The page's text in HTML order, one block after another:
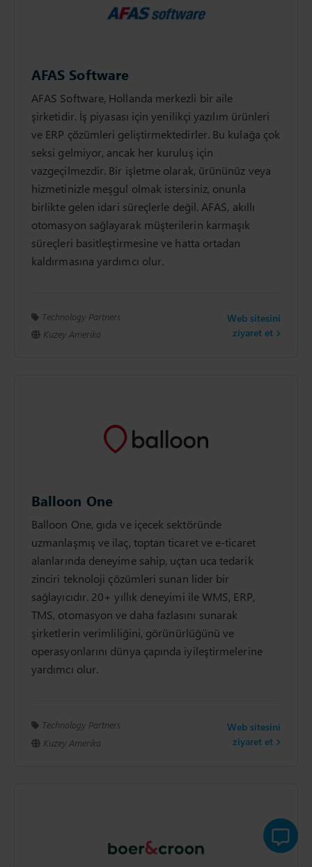
AFAS Software
AFAS Software, Hollanda merkezli bir aile
şirketidir. İş piyasası için yenilikçi yazılım ürünleri
ve ERP çözümleri geliştirmektedirler. Bu kulağa çok
seksi gelmiyor, ancak her kuruluş için
vazgeçilmezdir. Bir işletme olarak, ürününüz veya
hizmetinizle meşgul olmak istersiniz, onunla
birlikte gelen idari süreçlerle değil. AFAS, akıllı
otomasyon sağlayarak müşterilerin karmaşık
süreçleri basitleştirmesine ve hatta ortadan
kaldırmasına yardımcı olur.
Technology Partners
Kuzey Amerika
Web sitesini
ziyaret et
Balloon One
Balloon One, gıda ve içecek sektöründe
uzmanlaşmış ve ilaç, toptan ticaret ve e-ticaret
alanlarında deneyime sahip, uçtan uca tedarik
zinciri teknoloji çözümleri sunan lider bir
sağlayıcıdır. 20+ yıllık deneyimi ile WMS, ERP,
TMS, otomasyon ve daha fazlasını sunarak
şirketlerin verimliliğini, görünürlüğünü ve
operasyonlarını dünya çapında iyileştirmelerine
yardımcı olur.
Technology Partners
Kuzey Amerika
Web sitesini
ziyaret et